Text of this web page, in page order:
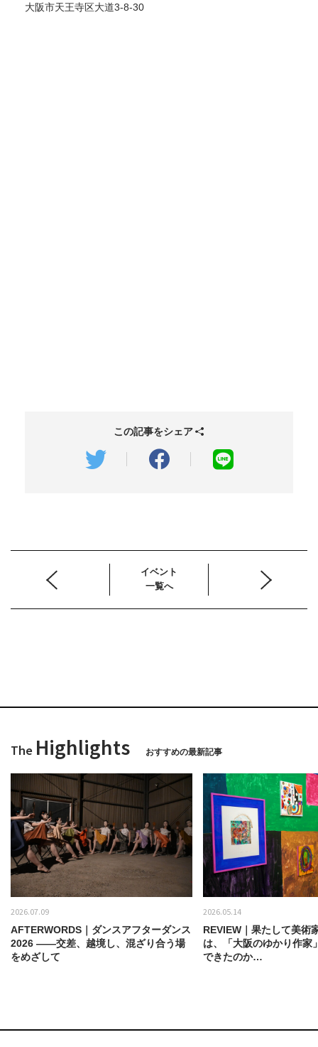
大阪市天王寺区大道3-8-30
この記事をシェア
イベント
一覧へ
The Highlights おすすめの最新記事
2026.07.09
AFTERWORDS｜ダンスアフターダンス
2026 ——交差、越境し、混ざり合う場
をめざして
2026.05.14
REVIEW｜果たして美術
は、「大阪のゆかり作家
できたのか…